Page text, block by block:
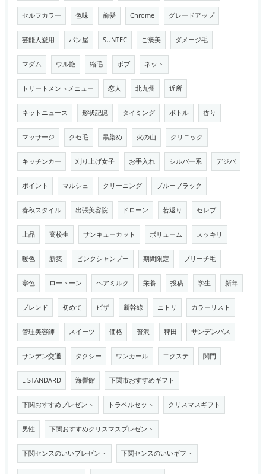
セルフカラー 色味 前髪 Chrome グレードアップ
芸能人愛用 パン屋 SUNTEC ご褒美 ダメージ毛
マダム ウル艶 縮毛 ボブ ネット
トリートメントメニュー 恋人 北九州 近所
ネットニュース 形状記憶 タイミング ボトル 香り
マッサージ クセ毛 黒染め 火の山 クリニック
キッチンカー 刈り上げ女子 お手入れ シルバー系 デジパ
ポイント マルシェ クリーニング ブルーブラック
春秋スタイル 出張美容院 ドローン 若返り セレブ
上品 高校生 サンキューカット ボリューム スッキリ
暖色 新築 ピンクシャンプー 期間限定 ブリーチ毛
寒色 ロートーン ヘアミルク 栄養 投稿 学生 新年
ブレンド 初めて ピザ 新幹線 ニトリ カラーリスト
管理美容師 スイーツ 価格 贅沢 稗田 サンデンバス
サンデン交通 タクシー ワンカール エクステ 関門
E STANDARD 海響館 下関市おすすめギフト
下関おすすめプレゼント トラベルセット クリスマスギフト
男性 下関おすすめクリスマスプレゼント
下関センスのいいプレゼント 下関センスのいいギフト